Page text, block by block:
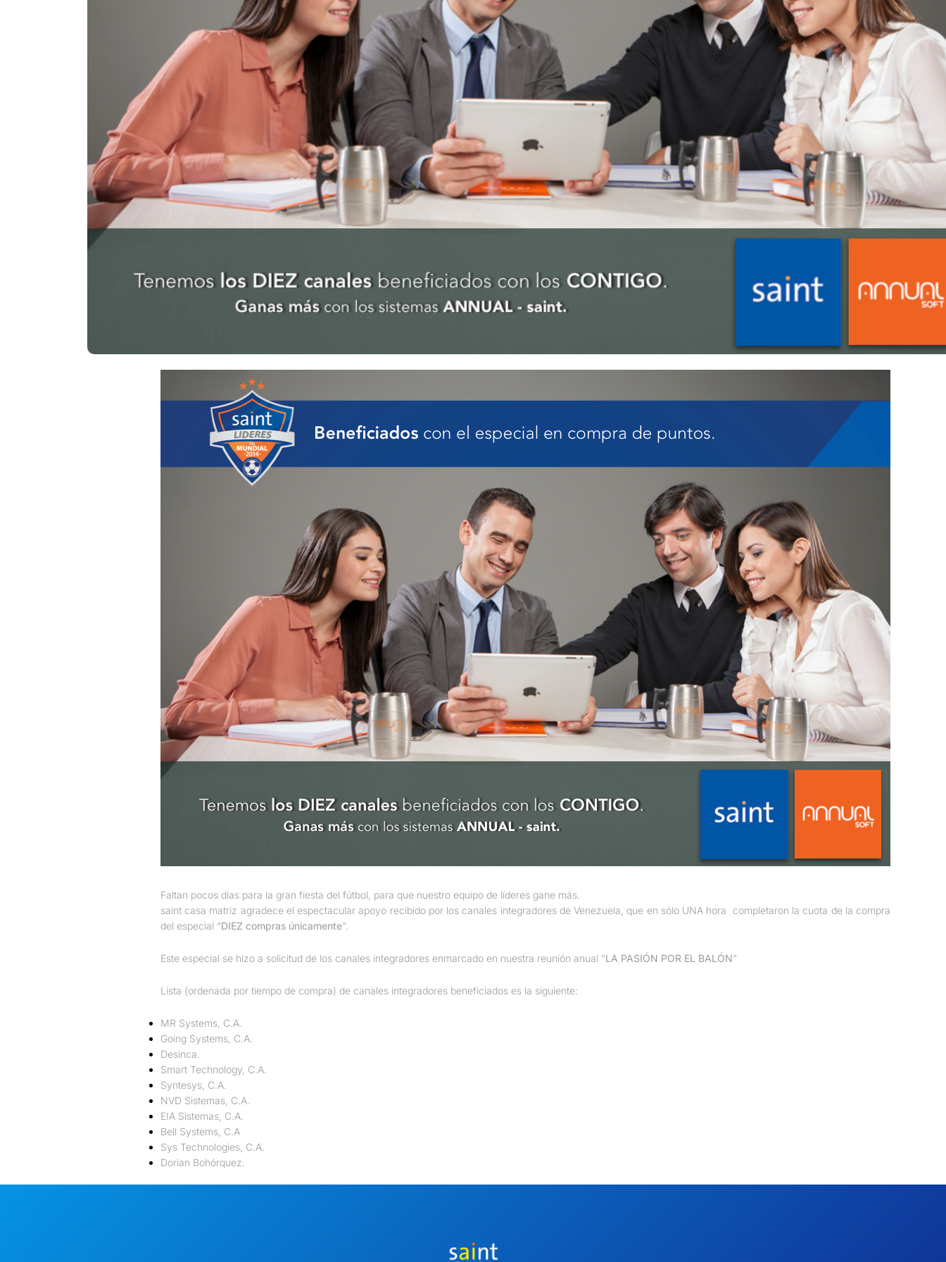
Faltan pocos días para la gran fiesta del fútbol, para que nuestro equipo de líderes gane más.
saint casa matriz agradece el espectacular apoyo recibido por los canales integradores de Venezuela, que en sólo UNA hora completaron la cuota de la compra
del especial “DIEZ compras únicamente”.
Este especial se hizo a solicitud de los canales integradores enmarcado en nuestra reunión anual “LA PASIÓN POR EL BALÓN”
Lista (ordenada por tiempo de compra) de canales integradores beneficiados es la siguiente:
MR Systems, C.A.
Going Systems, C.A.
Desinca.
Smart Technology, C.A.
Syntesys, C.A.
NVD Sistemas, C.A.
EIA Sistemas, C.A.
Bell Systems, C.A
Sys Technologies, C.A.
Dorian Bohórquez.